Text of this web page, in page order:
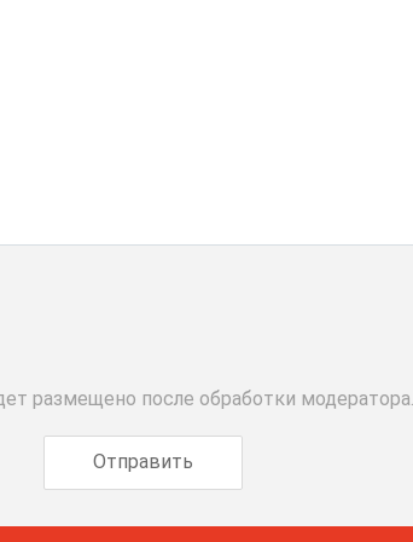
размещено после обработки модератора.